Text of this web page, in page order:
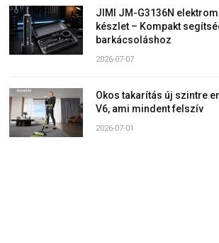
JIMI JM-G3136N
készlet – Kompakt
barkácsoláshoz
2026-07-07
Okos takarítás új szintre
V6, ami mindent felszív
2026-07-01